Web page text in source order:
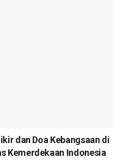
dan Doa Kebangsaan di
Kemerdekaan Indonesia